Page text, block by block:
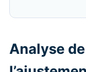
Analyse